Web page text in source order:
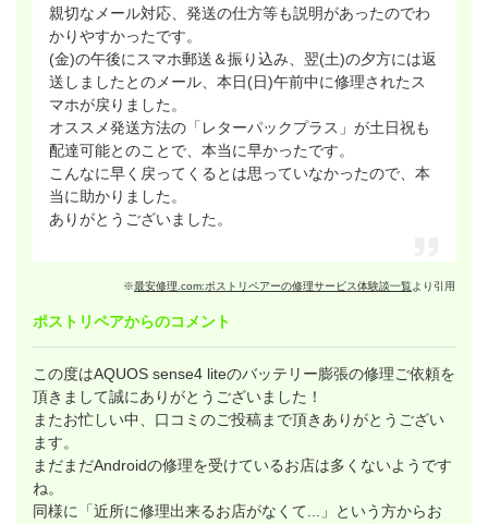
親切なメール対応、発送の仕方等も説明があったのでわ
かりやすかったです。
(金)の午後にスマホ郵送＆振り込み、翌(土)の夕方には返
送しましたとのメール、本日(日)午前中に修理されたス
マホが戻りました。
オススメ発送方法の「レターパックプラス」が土日祝も
配達可能とのことで、本当に早かったです。
こんなに早く戻ってくるとは思っていなかったので、本
当に助かりました。
ありがとうございました。
※最安修理.com:ポストリペアーの修理サービス体験談一覧より引用
ポストリペアからのコメント
この度はAQUOS sense4 liteのバッテリー膨張の修理ご依頼を
頂きまして誠にありがとうございました！
またお忙しい中、口コミのご投稿まで頂きありがとうござい
ます。
まだまだAndroidの修理を受けているお店は多くないようです
ね。
同様に「近所に修理出来るお店がなくて...」という方からお